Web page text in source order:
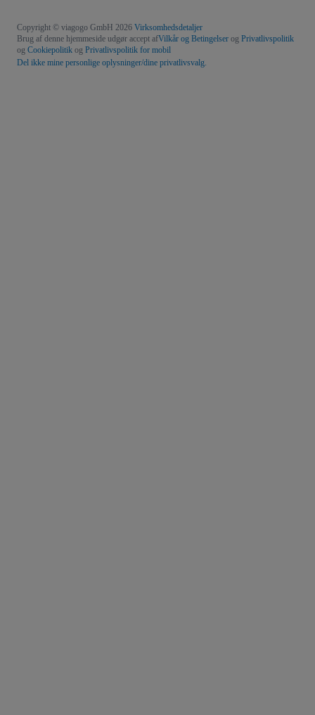
Copyright © viagogo GmbH 2026 Virksomhedsdetaljer
Brug af denne hjemmeside udgør accept afVilkår og Betingelser og Privatlivspolitik
og Cookiepolitik og Privatlivspolitik for mobil
Del ikke mine personlige oplysninger/dine privatlivsvalg.